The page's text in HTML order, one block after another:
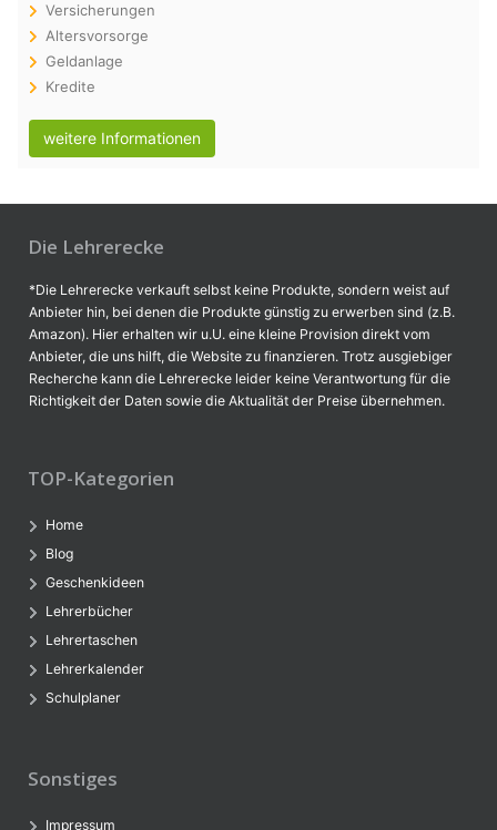
Versicherungen
Altersvorsorge
Geldanlage
Kredite
weitere Informationen
Die Lehrerecke
*Die Lehrerecke verkauft selbst keine Produkte, sondern weist auf
Anbieter hin, bei denen die Produkte günstig zu erwerben sind (z.B.
Amazon). Hier erhalten wir u.U. eine kleine Provision direkt vom
Anbieter, die uns hilft, die Website zu finanzieren. Trotz ausgiebiger
Recherche kann die Lehrerecke leider keine Verantwortung für die
Richtigkeit der Daten sowie die Aktualität der Preise übernehmen.
TOP-Kategorien
Home
Blog
Geschenkideen
Lehrerbücher
Lehrertaschen
Lehrerkalender
Schulplaner
Sonstiges
Impressum